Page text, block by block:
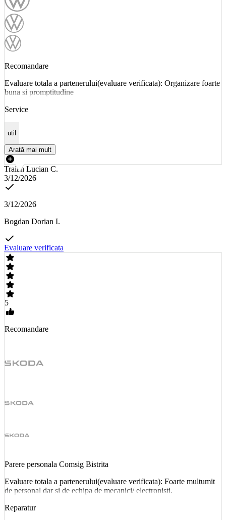
Recomandare
Evaluare totala a partenerului(evaluare verificata): Organizare foarte
buna si promptitudine
Service
util
Arată mai mult
Traian Lucian C.
3/12/2026
3/12/2026
Bogdan Dorian I.
Evaluare verificata
5
Recomandare
Parere personala Comsig Bistrita
Evaluare totala a partenerului(evaluare verificata): Foarte multumit
de personal dar si de echipa de mecanici/ electronisti.
Reparatur